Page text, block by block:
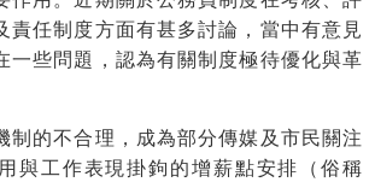
責任制度方面有甚多討論，當中有意見
一些問題，認為有關制度極待優化與革
制的不合理，成為部分傳媒及市民關注
與工作表現掛鉤的增薪點安排（俗稱